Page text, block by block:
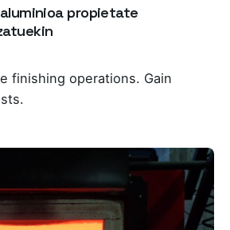
propietate
finishing operations. Gain